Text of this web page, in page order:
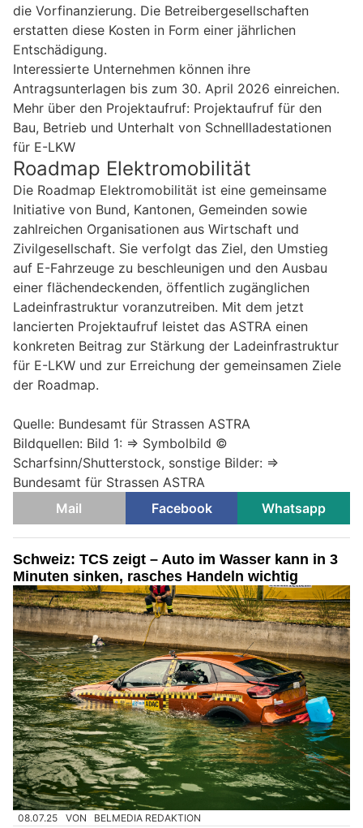
die Vorfinanzierung. Die Betreibergesellschaften
erstatten diese Kosten in Form einer jährlichen
Entschädigung.
Interessierte Unternehmen können ihre
Antragsunterlagen bis zum 30. April 2026 einreichen.
Mehr über den Projektaufruf: Projektaufruf für den
Bau, Betrieb und Unterhalt von Schnellladestationen
für E-LKW
Roadmap Elektromobilität
Die Roadmap Elektromobilität ist eine gemeinsame
Initiative von Bund, Kantonen, Gemeinden sowie
zahlreichen Organisationen aus Wirtschaft und
Zivilgesellschaft. Sie verfolgt das Ziel, den Umstieg
auf E-Fahrzeuge zu beschleunigen und den Ausbau
einer flächendeckenden, öffentlich zugänglichen
Ladeinfrastruktur voranzutreiben. Mit dem jetzt
lancierten Projektaufruf leistet das ASTRA einen
konkreten Beitrag zur Stärkung der Ladeinfrastruktur
für E-LKW und zur Erreichung der gemeinsamen Ziele
der Roadmap.
Quelle: Bundesamt für Strassen ASTRA
Bildquellen: Bild 1: => Symbolbild ©
Scharfsinn/Shutterstock, sonstige Bilder: =>
Bundesamt für Strassen ASTRA
Mail
Facebook Whatsapp
Schweiz: TCS zeigt – Auto im Wasser kann in 3
Minuten sinken, rasches Handeln wichtig
08.07.25 VON BELMEDIA REDAKTION